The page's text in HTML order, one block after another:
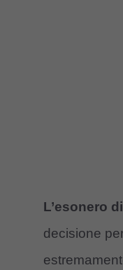
L’esonero
decisione